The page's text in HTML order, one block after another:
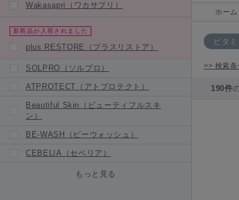
Wakasapri（ワカサプリ）
新商品が入荷されました
plus RESTORE（プラスリストア）
SOLPRO（ソルプロ）
ATPROTECT（アトプロテクト）
Beautiful Skin（ビューティフルスキ
ン）
BE-WASH（ビーウォッシュ）
CEBELIA（セベリア）
Censil（センシル）
もっと見る
ホーム
ビタ
>> 検索条
190件